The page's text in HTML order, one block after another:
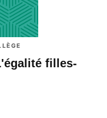
filles-